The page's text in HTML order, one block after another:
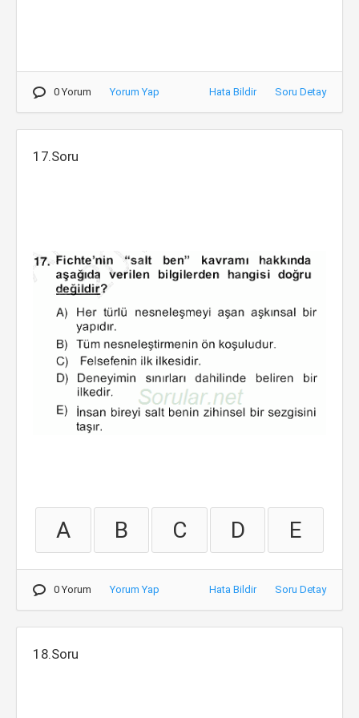
0 Yorum Yorum Yap Hata Bildir Soru Detay
17.Soru
A B C D E
0 Yorum Yorum Yap Hata Bildir Soru Detay
18.Soru